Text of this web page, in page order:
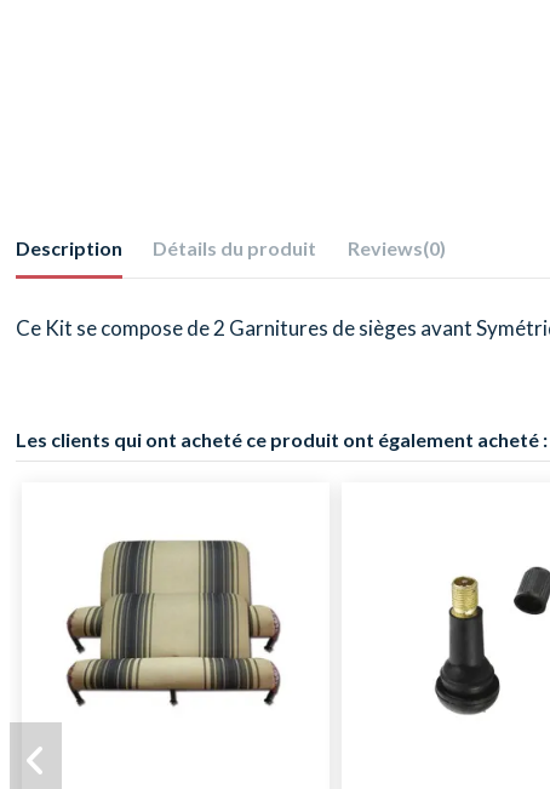
Description Détails du produit Reviews(0)
Ce Kit se compose de 2 Garnitures de sièges avant
Les clients qui ont acheté ce produit ont également acheté :